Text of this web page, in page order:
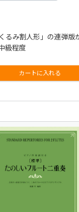
るみ割人形」の連弾版
級程度
カートに入れる